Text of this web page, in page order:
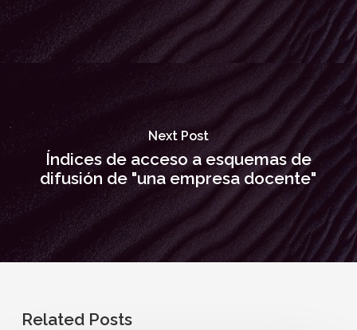
Next Post
Índices de acceso a esquemas de
difusión de "una empresa docente"
Related Posts